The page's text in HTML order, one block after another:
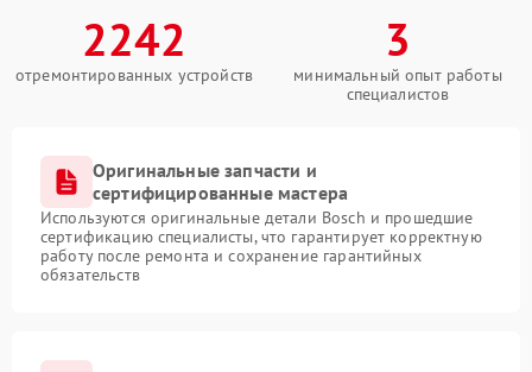
2242
отремонтированных устройств
3
минимальный опыт работы
специалистов
Оригинальные запчасти и
сертифицированные мастера
Используются оригинальные детали Bosch и прошедшие
сертификацию специалисты, что гарантирует корректную
работу после ремонта и сохранение гарантийных
обязательств